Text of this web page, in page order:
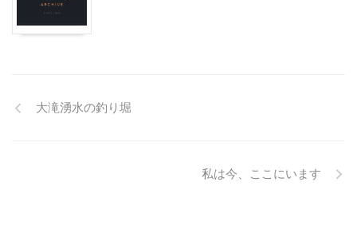
大滝湧水の釣り堀
私は今、ここにいます